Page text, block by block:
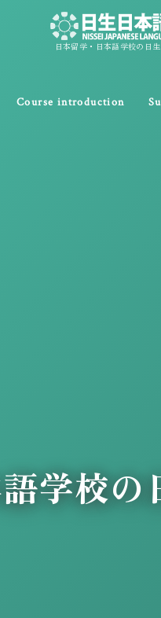
日本留学・日本語学校の日
Course introduction
学校の